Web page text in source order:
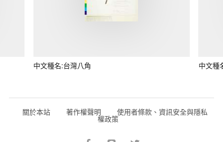
中文種名:台灣八角 中文種
關於本站 著作權聲明 使用者條款、資訊安全與隱私
權政策